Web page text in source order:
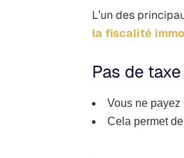
L’un des
la fiscalité
Pas de
Vous ne payez
Cela permet